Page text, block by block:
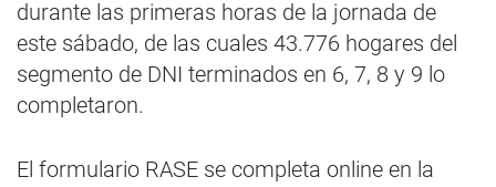
durante las primeras horas de la jornada de
este sábado, de las cuales 43.776 hogares del
segmento de DNI terminados en 6, 7, 8 y 9 lo
completaron.
El formulario RASE se completa online en la